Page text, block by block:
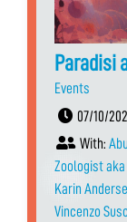
Paradisi
Events
07/10/
With:
Zoologist aka
Karin
Vincenzo